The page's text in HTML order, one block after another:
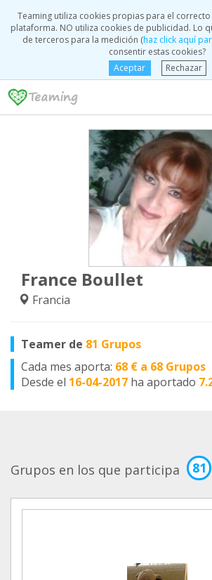
Teaming utiliza cookies propias para el
plataforma. NO utiliza cookies de publicidad. Lo
de terceros para la medición (haz click aquí
consentir estas cookies?
Aceptar
Rechazar
France Boullet
Francia
Teamer de 81 Grupos
Cada mes aporta: 68 € a 68 Grupos
Desde el 16-04-2017 ha aportado
Grupos en los que participa 81